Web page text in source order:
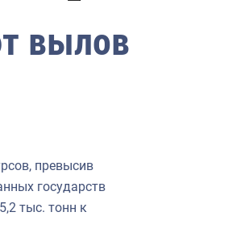
вылов
превысив
государств
тыс. тонн к